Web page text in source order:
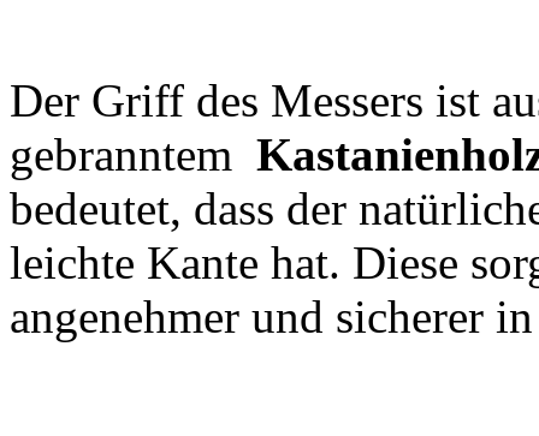
Der Griff des Messers ist
gebranntem
bedeutet, dass der
leichte Kante hat. Diese
angenehmer und sicherer